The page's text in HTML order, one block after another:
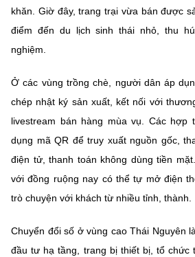
khăn. Giờ đây, trang trại vừa bán được
điểm đến du lịch sinh thái nhỏ, thu
nghiệm.
Ở các vùng trồng chè, người dân áp
chép nhật ký sản xuất, kết nối với
livestream bán hàng mùa vụ. Các hợp
dụng mã QR để truy xuất nguồn gốc,
điện tử, thanh toán không dùng tiền
với đồng ruộng nay có thể tự mở điện
trò chuyện với khách từ nhiều tỉnh, thành.
Chuyển đổi số ở vùng cao Thái Nguyên
đầu tư hạ tầng, trang bị thiết bị, tổ chức